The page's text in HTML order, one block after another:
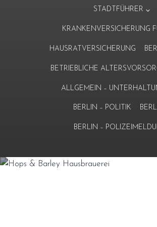
STADTFÜHRER
KRANKENVERSICHERUNG
HAUSRATVERSICHERUNG
BETRIEBLICHE
ALLGEMEIN –
BERLIN – POLITIK
BERLIN –